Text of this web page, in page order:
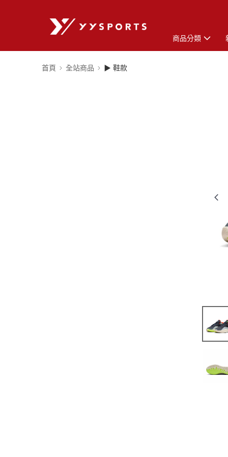
商品分類
首頁 全站商品 ▶ 鞋款